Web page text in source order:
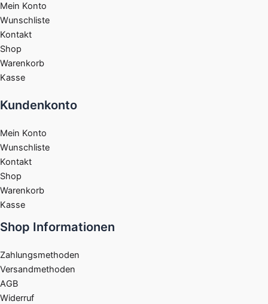
Mein Konto
Wunschliste
Kontakt
Shop
Warenkorb
Kasse
Kundenkonto
Mein Konto
Wunschliste
Kontakt
Shop
Warenkorb
Kasse
Shop Informationen
Zahlungsmethoden
Versandmethoden
AGB
Widerruf